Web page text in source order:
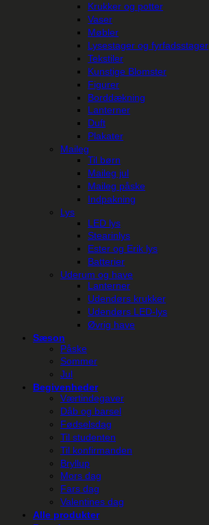
Krukker og potter
Vaser
Møbler
Lysestager og fyrfadsstager
Tekstiler
Kunstige Blomster
Figurer
Borddækning
Lanterner
Duft
Plakater
Maileg
Til børn
Maileg jul
Maileg påske
Indpakning
Lys
LED lys
Stearinlys
Ester og Erik lys
Batterier
Uderum og have
Lanterner
Udendørs krukker
Udendørs LED-lys
Øvrig have
Sæson
Påske
Sommer
Jul
Begivenheder
Værtindegaver
Dåb og barsel
Fødselsdag
Til studenten
Til konfirmanden
Bryllup
Mors dag
Fars dag
Valentines dag
Alle produkter